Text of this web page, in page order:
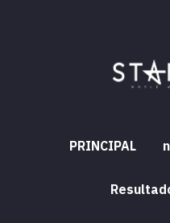
PRINCIPAL